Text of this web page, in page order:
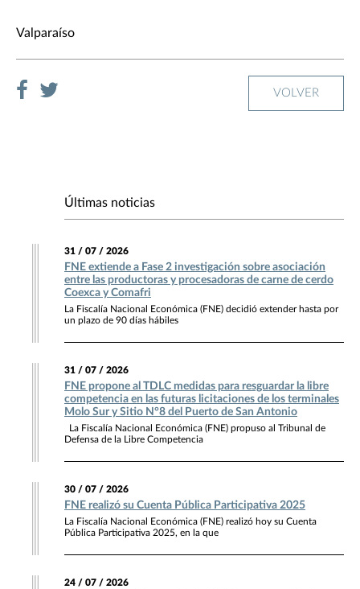
Valparaíso
VOLVER
Últimas noticias
31 / 07 / 2026
FNE extiende a Fase 2 investigación sobre asociación
entre las productoras y procesadoras de carne de cerdo
Coexca y Comafri
La Fiscalía Nacional Económica (FNE) decidió extender hasta por
un plazo de 90 días hábiles
31 / 07 / 2026
FNE propone al TDLC medidas para resguardar la libre
competencia en las futuras licitaciones de los terminales
Molo Sur y Sitio N°8 del Puerto de San Antonio
La Fiscalía Nacional Económica (FNE) propuso al Tribunal de
Defensa de la Libre Competencia
30 / 07 / 2026
FNE realizó su Cuenta Pública Participativa 2025
La Fiscalía Nacional Económica (FNE) realizó hoy su Cuenta
Pública Participativa 2025, en la que
24 / 07 / 2026